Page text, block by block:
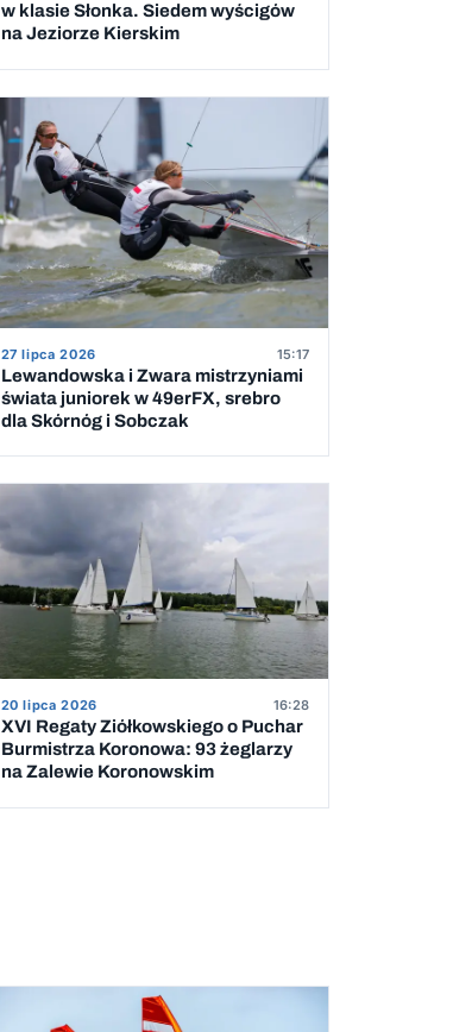
w klasie Słonka. Siedem wyścigów
na Jeziorze Kierskim
27 lipca 2026 15:17
Lewandowska i Zwara mistrzyniami
świata juniorek w 49erFX, srebro
dla Skórnóg i Sobczak
20 lipca 2026 16:28
XVI Regaty Ziółkowskiego o Puchar
Burmistrza Koronowa: 93 żeglarzy
na Zalewie Koronowskim